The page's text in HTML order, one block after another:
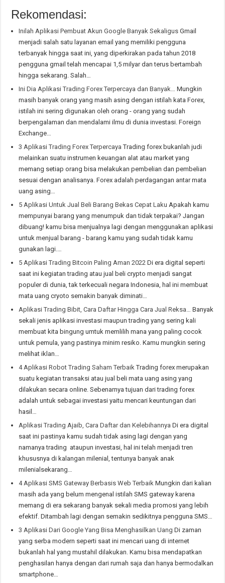
Rekomendasi:
Inilah Aplikasi Pembuat Akun Google Banyak Sekaligus Gmail
menjadi salah satu layanan email yang memiliki pengguna
terbanyak hingga saat ini, yang diperkirakan pada tahun 2018
pengguna gmail telah mencapai 1,5 milyar dan terus bertambah
hingga sekarang. Salah…
Ini Dia Aplikasi Trading Forex Terpercaya dan Banyak…
Mungkin
masih banyak orang yang masih asing dengan istilah kata Forex,
istilah ini sering digunakan oleh orang - orang yang sudah
berpengalaman dan mendalami ilmu di dunia investasi. Foreign
Exchange…
3 Aplikasi Trading Forex Terpercaya Trading forex bukanlah judi
melainkan suatu instrumen keuangan alat atau market yang
memang setiap orang bisa melakukan pembelian dan pembelian
sesuai dengan analisanya. Forex adalah perdagangan antar mata
uang asing…
5 Aplikasi Untuk Jual Beli Barang Bekas Cepat Laku Apakah kamu
mempunyai barang yang menumpuk dan tidak terpakai? Jangan
dibuang! kamu bisa menjualnya lagi dengan menggunakan aplikasi
untuk menjual barang - barang kamu yang sudah tidak kamu
gunakan lagi.…
5 Aplikasi Trading Bitcoin Paling Aman 2022 Di era digital seperti
saat ini kegiatan trading atau jual beli crypto menjadi sangat
populer di dunia, tak terkecuali negara Indonesia, hal ini membuat
mata uang cryoto semakin banyak diminati…
Aplikasi Trading Bibit, Cara Daftar Hingga Cara Jual Reksa…
Banyak
sekali jenis aplikasi investasi maupun trading yang sering kali
membuat kita bingung umtuk memlilih mana yang paling cocok
untuk pemula, yang pastinya minim resiko. Kamu mungkin sering
melihat iklan…
4 Aplikasi Robot Trading Saham Terbaik Trading forex merupakan
suatu kegiatan transaksi atau jual beli mata uang asing yang
dilakukan secara online. Sebenarnya tujuan dari trading forex
adalah untuk sebagai investasi yaitu mencari keuntungan dari
hasil…
Aplikasi Trading Ajaib, Cara Daftar dan Kelebihannya Di era digital
saat ini pastinya kamu sudah tidak asing lagi dengan yang
namanya trading ataupun investasi, hal ini telah menjadi tren
khususnya di kalangan milenial, tentunya banyak anak
milenialsekarang…
4 Aplikasi SMS Gateway Berbasis Web Terbaik Mungkin dari kalian
masih ada yang belum mengenal istilah SMS gateway karena
memang di era sekarang banyak sekali media promosi yang lebih
efektif. Ditambah lagi dengan semakin sedikitnya pengguna SMS…
3 Aplikasi Dari Google Yang Bisa Menghasilkan Uang Di zaman
yang serba modern seperti saat ini mencari uang di internet
bukanlah hal yang mustahil dilakukan. Kamu bisa mendapatkan
penghasilan hanya dengan dari rumah saja dan hanya bermodalkan
smartphone…